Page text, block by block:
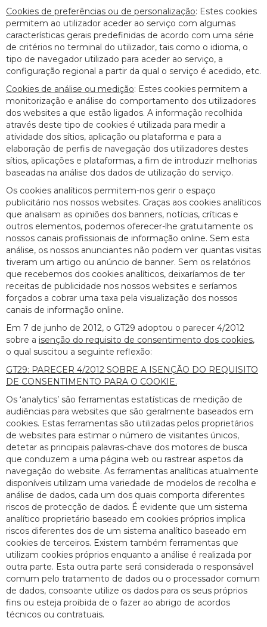
Cookies de preferências ou de personalização: Estes cookies
permitem ao utilizador aceder ao serviço com algumas
características gerais predefinidas de acordo com uma série
de critérios no terminal do utilizador, tais como o idioma, o
tipo de navegador utilizado para aceder ao serviço, a
configuração regional a partir da qual o serviço é acedido, etc.
Cookies de análise ou medição: Estes cookies permitem a
monitorização e análise do comportamento dos utilizadores
dos websites a que estão ligados. A informação recolhida
através deste tipo de cookies é utilizada para medir a
atividade dos sítios, aplicação ou plataforma e para a
elaboração de perfis de navegação dos utilizadores destes
sítios, aplicações e plataformas, a fim de introduzir melhorias
baseadas na análise dos dados de utilização do serviço.
Os cookies analíticos permitem-nos gerir o espaço
publicitário nos nossos websites. Graças aos cookies analíticos
que analisam as opiniões dos banners, notícias, críticas e
outros elementos, podemos oferecer-lhe gratuitamente os
nossos canais profissionais de informação online. Sem esta
análise, os nossos anunciantes não podem ver quantas visitas
tiveram um artigo ou anúncio de banner. Sem os relatórios
que recebemos dos cookies analíticos, deixaríamos de ter
receitas de publicidade nos nossos websites e seríamos
forçados a cobrar uma taxa pela visualização dos nossos
canais de informação online.
Em 7 de junho de 2012, o GT29 adoptou o parecer 4/2012
sobre a isenção do requisito de consentimento dos cookies,
o qual suscitou a seguinte reflexão:
GT29: PARECER 4/2012 SOBRE A ISENÇÃO DO REQUISITO
DE CONSENTIMENTO PARA O COOKIE.
Os ‘analytics’ são ferramentas estatísticas de medição de
audiências para websites que são geralmente baseados em
cookies. Estas ferramentas são utilizadas pelos proprietários
de websites para estimar o número de visitantes únicos,
detetar as principais palavras-chave dos motores de busca
que conduzem a uma página web ou rastrear aspetos da
navegação do website. As ferramentas analíticas atualmente
disponíveis utilizam uma variedade de modelos de recolha e
análise de dados, cada um dos quais comporta diferentes
riscos de protecção de dados. É evidente que um sistema
analítico proprietário baseado em cookies próprios implica
riscos diferentes dos de um sistema analítico baseado em
cookies de terceiros. Existem também ferramentas que
utilizam cookies próprios enquanto a análise é realizada por
outra parte. Esta outra parte será considerada o responsável
comum pelo tratamento de dados ou o processador comum
de dados, consoante utilize os dados para os seus próprios
fins ou esteja proibida de o fazer ao abrigo de acordos
técnicos ou contratuais.